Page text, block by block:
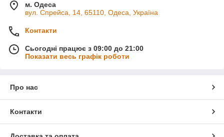
м. Одеса
вул. Спрейса, 14, 65110, Одеса, Україна
Контакти
Сьогодні працює з 09:00 до 21:00
Показати весь графік роботи
Про нас
Контакти